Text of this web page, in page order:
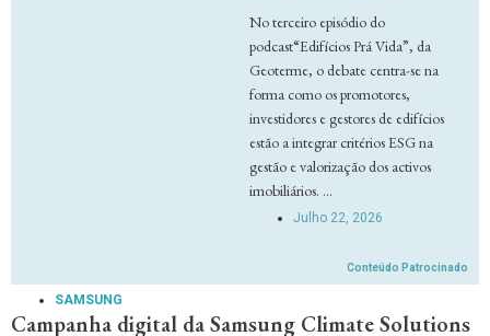
No terceiro episódio do
podcast“Edifícios Prá Vida”, da
Geoterme, o debate centra-se na
forma como os promotores,
investidores e gestores de edifícios
estão a integrar critérios ESG na
gestão e valorização dos activos
imobiliários. ...
Julho 22, 2026
Conteúdo Patrocinado
SAMSUNG
Campanha digital da Samsung Climate Solutions